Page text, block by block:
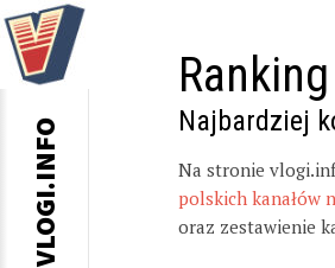
Najbardziej
Na stronie
polskich kanałów
oraz zestawienie
VLOGI.INFO